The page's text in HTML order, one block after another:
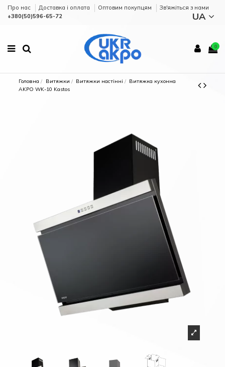
Про нас Доставка і оплата Оптовим покупцям
Зв'яжіться з нами
+380(50)596-65-72
UA
0
Головна Витяжки Витяжки настінні
Витяжка кухонна
AKPO WK-10 Kastos